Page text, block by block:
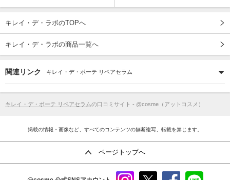
キレイ・デ・ラボのTOPへ
キレイ・デ・ラボの商品一覧へ
関連リンク キレイ・デ・ボーテ リペアセラム
キレイ・デ・ボーテ リペアセラムの口コミサイト - @cosme（アットコスメ）
掲載の情報・画像など、すべてのコンテンツの無断複写、転載を禁じます。
ページトップへ